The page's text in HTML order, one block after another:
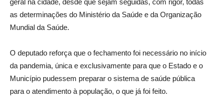
geral na cidade, desde que sejam seguidas, com rigor, todas
as determinações do Ministério da Saúde e da Organização
Mundial da Saúde.
O deputado reforça que o fechamento foi necessário no início
da pandemia, única e exclusivamente para que o Estado e o
Município pudessem preparar o sistema de saúde pública
para o atendimento à população, o que já foi feito.